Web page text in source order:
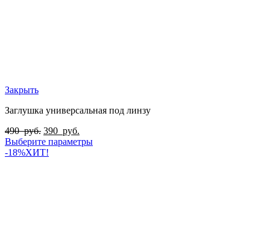
Закрыть
Заглушка универсальная под линзу
490руб. 390 руб.
Выберите параметры
-18%ХИТ!